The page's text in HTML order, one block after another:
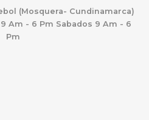
(Mosquera- Cundinamarca)
Am - 6 Pm Sabados 9 Am - 6
Pm